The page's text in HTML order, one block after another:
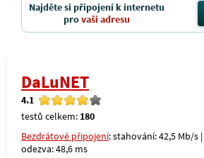
Najděte si připojení k internetu
provaši adresu
DaLuNET
4.1
testů celkem: 180
Bezdrátové připojení: stahování: 42,5 Mb/s
odezva: 48,6 ms